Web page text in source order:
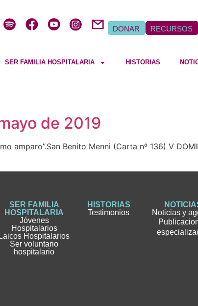
DONAR RECURSOS
SER FAMILIA HOSPITALARIA HISTORIAS
de 2019
amparo”.San Benito Menni (Carta nº 136) V
SER FAMILIA
HOSPITALARIA
Jóvenes
Hospitalarios
Laicos Hospitalarios
Ser voluntario
hospitalario
HISTORIAS
Testimonios
Noticias y